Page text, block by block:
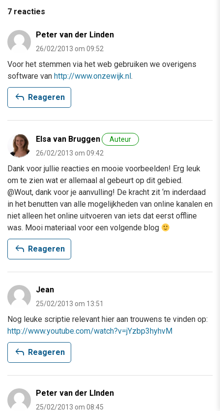
7 reacties
Peter van der Linden
26/02/2013 om 09:52
Voor het stemmen via het web gebruiken we overigens
software van http://www.onzewijk.nl .
reply Reageren
Elsa van Bruggen
Auteur
26/02/2013 om 09:42
Dank voor jullie reacties en mooie voorbeelden! Erg leuk
om te zien wat er allemaal al gebeurt op dit gebied.
@Wout, dank voor je aanvulling! De kracht zit ‘m inderdaad
in het benutten van alle mogelijkheden van online kanalen en
niet alleen het online uitvoeren van iets dat eerst offline
was. Mooi materiaal voor een volgende blog
reply Reageren
Jean
25/02/2013 om 13:51
Nog leuke scriptie relevant hier aan trouwens te vinden op:
http://www.youtube.com/watch?v=jYzbp3hyhvM
reply Reageren
Peter van der LInden
25/02/2013 om 08:45